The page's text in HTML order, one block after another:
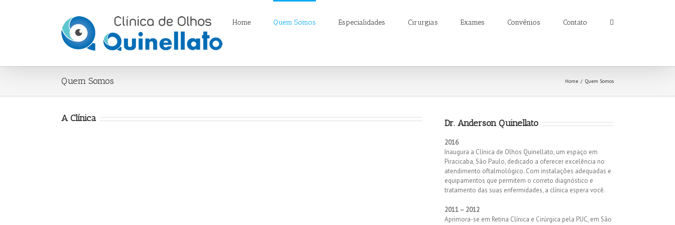
Home Quem Somos Especialidades Cirurgias Exames Convênios Contato
Quem Somos Home / Quem Somos
A Clínica Dr. Anderson Quinellato
2016
Inaugura a Clínica de Olhos Quinellato, um espaço em
Piracicaba, São Paulo, dedicado a oferecer excelência no
atendimento oftalmológico. Com instalações adequadas e
equipamentos que permitem o correto diagnóstico e
tratamento das suas enfermidades, a clínica espera você.
2011 – 2012
Aprimora-se em Retina Clínica e Cirúrgica pela PUC, em São